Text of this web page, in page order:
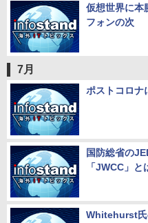
仮想世界に
フォンの次
7月
ポストコロ
国防総省の
「JWCC」と
Whitehurst